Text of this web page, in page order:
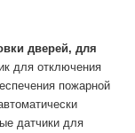
дверей, для
для отключения
пожарной
датчики для